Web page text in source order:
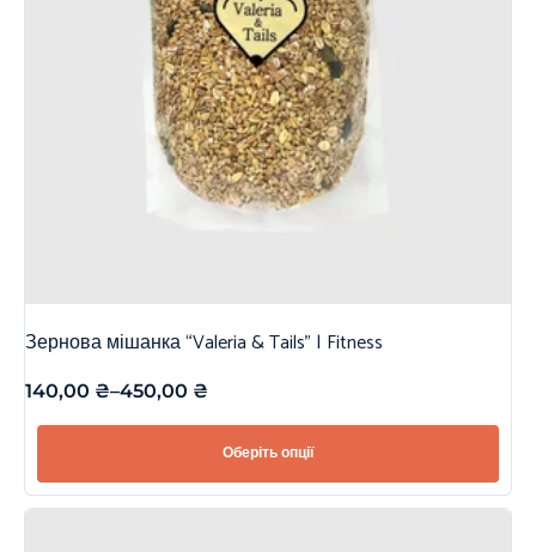
Зернова мішанка “Valeria & Tails” | Fitness
140,00 ₴–450,00 ₴
Оберіть опції